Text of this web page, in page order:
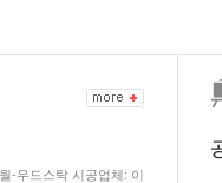
-우드스탁 시공업체: 이